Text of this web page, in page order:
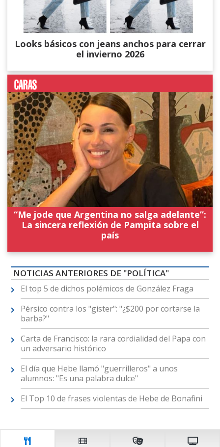
Looks básicos con jeans anchos para cerrar
el invierno 2026
“Me jode que Argentina no salga adelante”:
La sincera reflexión de Pampita sobre el
país
NOTICIAS ANTERIORES DE "POLÍTICA"
El top 5 de dichos polémicos de González Fraga
Pérsico contra los "gister": "¿$200 por cortarse la
barba?"
Carta de Francisco: la rara cordialidad del Papa con
un adversario histórico
El día que Hebe llamó "guerrilleros" a unos
alumnos: "Es una palabra dulce"
El Top 10 de frases violentas de Hebe de Bonafini